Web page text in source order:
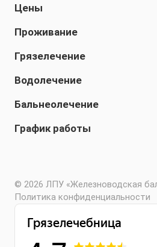
Цены
Проживание
Грязелечение
Водолечение
Бальнеолечение
График работы
© 2026 ЛПУ «Железноводская
Политика конфиденциальности